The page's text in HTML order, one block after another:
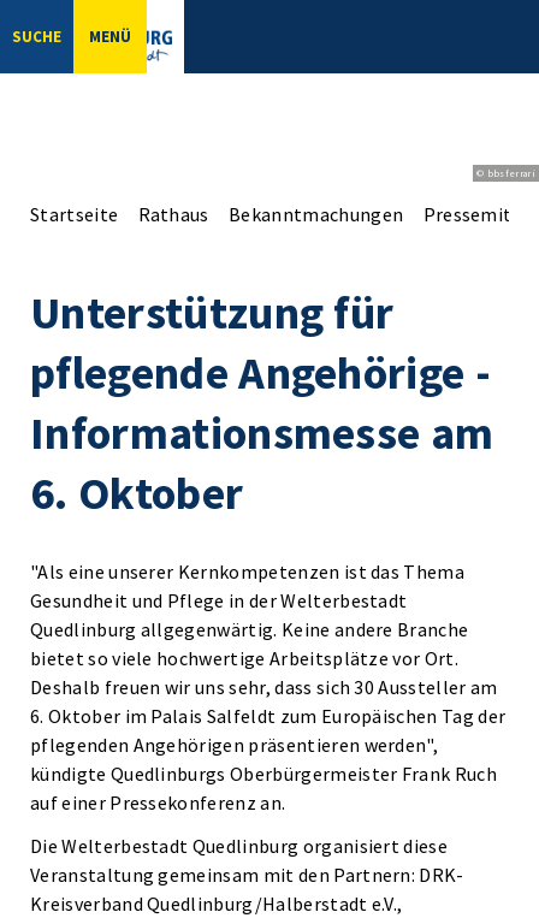
SUCHE MENÜ
© bbsferrari
Startseite Rathaus Bekanntmachungen
Unterstützung für
pflegende Angehörige -
Informationsmesse am
6. Oktober
"Als eine unserer Kernkompetenzen ist das Thema
Gesundheit und Pflege in der Welterbestadt
Quedlinburg allgegenwärtig. Keine andere Branche
bietet so viele hochwertige Arbeitsplätze vor Ort.
Deshalb freuen wir uns sehr, dass sich 30 Aussteller am
6. Oktober im Palais Salfeldt zum Europäischen Tag der
pflegenden Angehörigen präsentieren werden",
kündigte Quedlinburgs Oberbürgermeister Frank Ruch
auf einer Pressekonferenz an.
Die Welterbestadt Quedlinburg organisiert diese
Veranstaltung gemeinsam mit den Partnern: DRK-
Kreisverband Quedlinburg/Halberstadt e.V.,